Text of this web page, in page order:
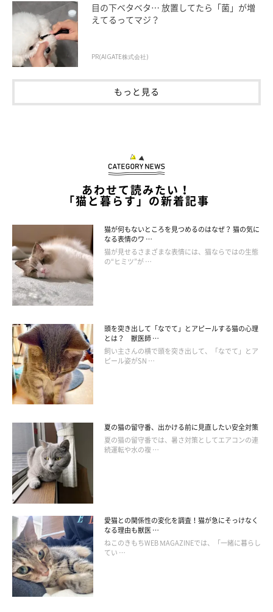
目の下ベタベタ… 放置してたら「菌」が増
えてるってマジ？
PR(AIGATE株式会社)
もっと見る
あわせて読みたい！
「猫と暮らす」の新着記事
猫が何もないところを見つめるのはなぜ？ 猫の気に
なる表情のワ …
猫が見せるさまざまな表情には、猫ならではの生態
の“ヒミツ”が …
頭を突き出して「なでて」とアピールする猫の心理
とは？ 獣医師 …
飼い主さんの横で頭を突き出して、「なでて」とア
ピール姿がSN …
夏の猫の留守番、出かける前に見直したい安全対策
夏の猫の留守番では、暑さ対策としてエアコンの連
続運転や水の複 …
愛猫との関係性の変化を調査！猫が急にそっけなく
なる理由も獣医 …
ねこのきもちWEB MAGAZINEでは、「一緒に暮らし
てい …